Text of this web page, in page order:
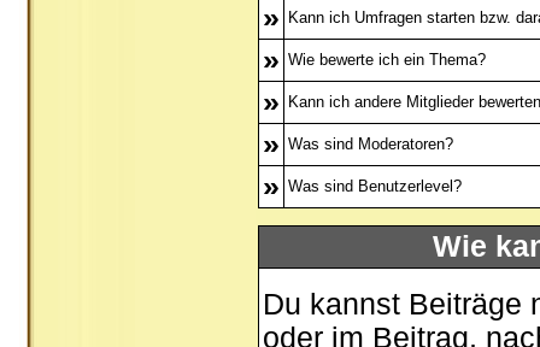
» Kann ich Umfragen starten bzw.
» Wie bewerte ich ein Thema?
» Kann ich andere Mitglieder
» Was sind Moderatoren?
» Was sind Benutzerlevel?
Wie
Du kannst Beiträge
oder im Beitrag,